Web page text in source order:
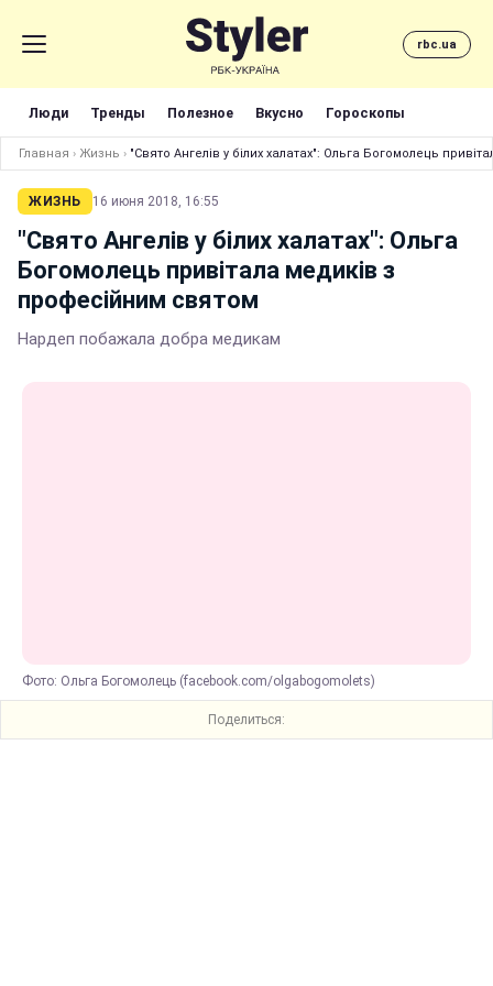
rbc.ua
Люди Тренды Полезное Вкусно Гороскопы
Главная › Жизнь › "Свято Ангелів у білих халатах": Ольга Богомолець
ЖИЗНЬ 16 июня 2018, 16:55
"Свято Ангелів у білих халатах": Ольга
Богомолець привітала медиків з
професійним святом
Нардеп побажала добра медикам
Фото: Ольга Богомолець (facebook.com/olgabogomolets)
Поделиться: